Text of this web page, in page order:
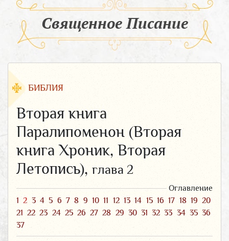
Священное Писание
БИБЛИЯ
Вторая книга
Паралипоменон (Вторая
книга Хроник, Вторая
Летопись), глава 2
Оглавление
1 2 3 4 5 6 7 8 9 10 11 12 13 14 15 16 17 18 19 20
21 22 23 24 25 26 27 28 29 30 31 32 33 34 35 36
37